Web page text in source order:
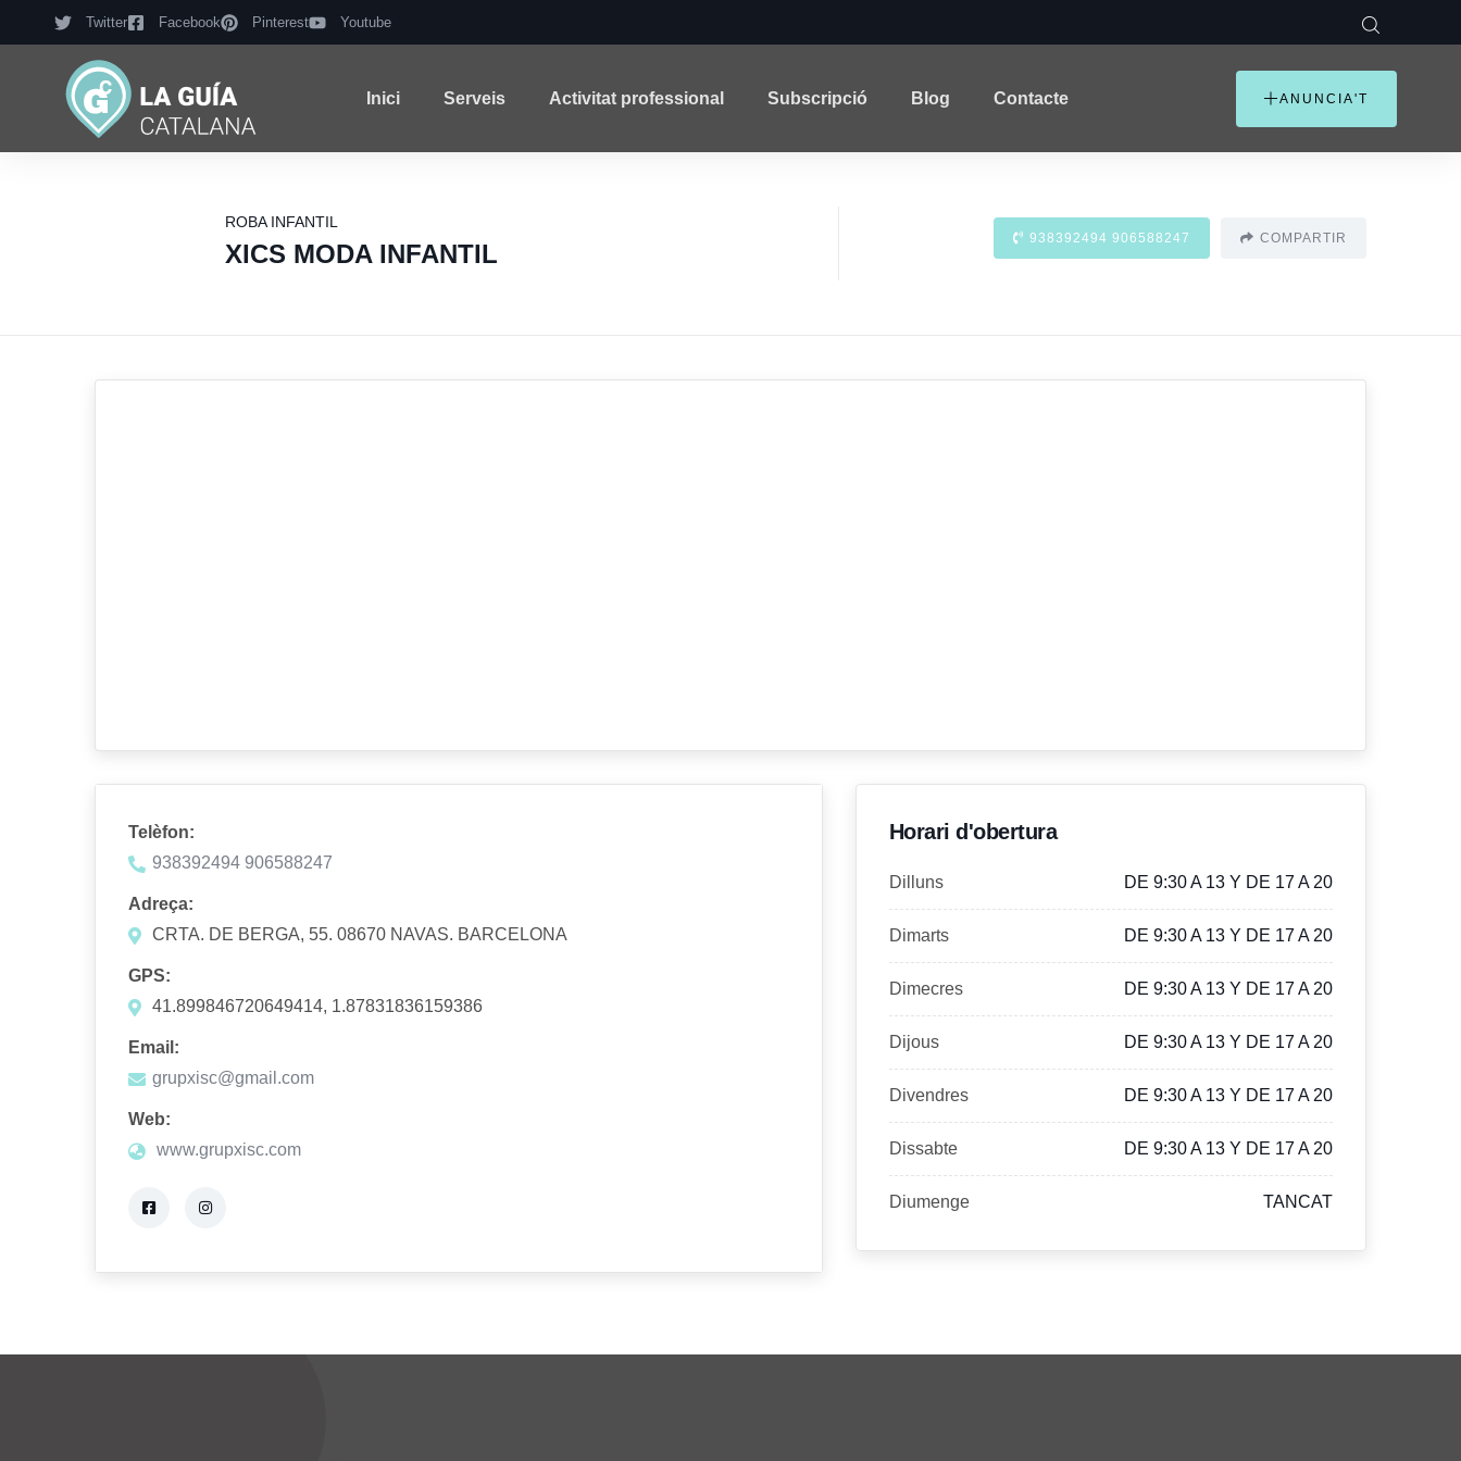
Twitter Facebook Pinterest Youtube
Inici Serveis Activitat professional Subscripció Blog Contacte ANUNCIA'T
ROBA INFANTIL
XICS MODA INFANTIL
938392494 906588247 COMPARTIR
Telèfon:
938392494 906588247
Adreça:
CRTA. DE BERGA, 55. 08670 NAVAS. BARCELONA
GPS:
41.899846720649414, 1.87831836159386
Email:
grupxisc@gmail.com
Web:
www.grupxisc.com
Horari d'obertura
Dilluns DE 9:30 A 13 Y DE 17 A 20
Dimarts DE 9:30 A 13 Y DE 17 A 20
Dimecres DE 9:30 A 13 Y DE 17 A 20
Dijous DE 9:30 A 13 Y DE 17 A 20
Divendres DE 9:30 A 13 Y DE 17 A 20
Dissabte DE 9:30 A 13 Y DE 17 A 20
Diumenge TANCAT